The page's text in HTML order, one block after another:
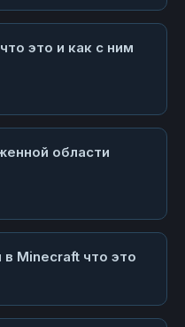
это и как с ним
области
Minecraft что это